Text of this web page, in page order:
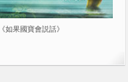
《如果國寶會説話》